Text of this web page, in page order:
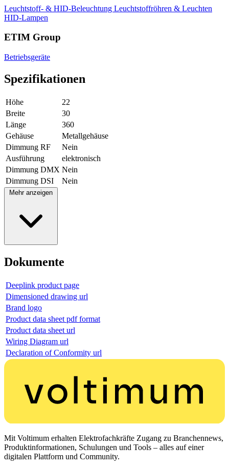
Leuchtstoff- & HID-Beleuchtung Leuchtstoffröhren & Leuchten
HID-Lampen
ETIM Group
Betriebsgeräte
Spezifikationen
Höhe
22
Breite
30
Länge
360
Gehäuse
Metallgehäuse
Dimmung RF
Nein
Ausführung
elektronisch
Dimmung DMX Nein
Dimmung DSI
Nein
Mehr anzeigen
Dokumente
Deeplink product page
Dimensioned drawing url
Brand logo
Product data sheet pdf format
Product data sheet url
Wiring Diagram url
Declaration of Conformity url
Mit Voltimum erhalten Elektrofachkräfte Zugang zu Branchennews,
Produktinformationen, Schulungen und Tools – alles auf einer
digitalen Plattform und Community.